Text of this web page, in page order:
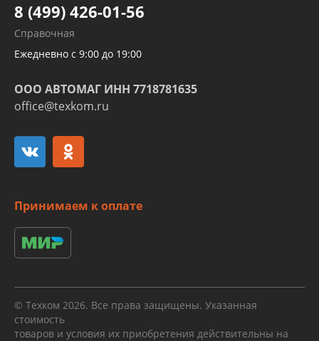
Развертка пайка медных стальных
алюминиевых трубок и штуцеров
8 (499) 426-01-56
Справочная
Ежедневно с 9:00 до 19:00
ООО АВТОМАГ ИНН 7718781635
office@texkom.ru
Принимаем к оплате
© Техком 2026. Все права защищены. Указанная
стоимость
товаров и условия их приобретения действительны на